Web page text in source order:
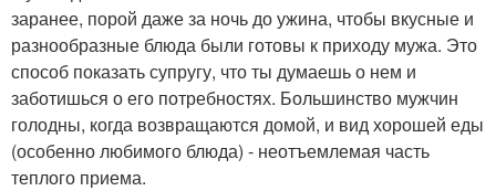
заранее, порой даже за ночь до ужина, чтобы вкусные и
разнообразные блюда были готовы к приходу мужа. Это
способ показать супругу, что ты думаешь о нем и
заботишься о его потребностях. Большинство мужчин
голодны, когда возвращаются домой, и вид хорошей еды
(особенно любимого блюда) - неотъемлемая часть
теплого приема.